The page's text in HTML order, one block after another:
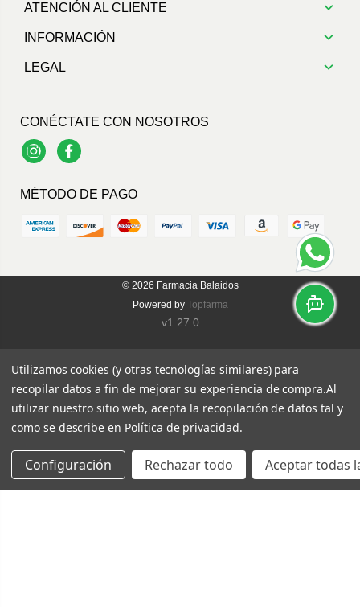
ATENCIÓN AL CLIENTE
INFORMACIÓN
LEGAL
CONÉCTATE CON NOSOTROS
InstagramFacebook
MÉTODO DE PAGO
© 2026 Farmacia Balaidos
Powered by Topfarma
v1.27.0
Utilizamos cookies (y otras tecnologías similares) para
recopilar datos a fin de mejorar su experiencia de compra.Al
utilizar nuestro sitio web, acepta la recopilación de datos tal y
como se describe en Política de privacidad.
Configuración Rechazar todo Aceptar todas